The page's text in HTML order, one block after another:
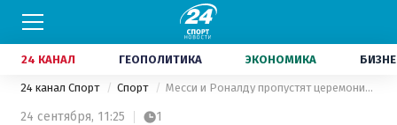
24 КАНАЛ ГЕОПОЛИТИКА ЭКОНОМИКА
24 канал Спорт Спорт Месси и Роналду пропустят церемонию награждения лучшего игрока ФИФА
24 сентября, 11:25 1